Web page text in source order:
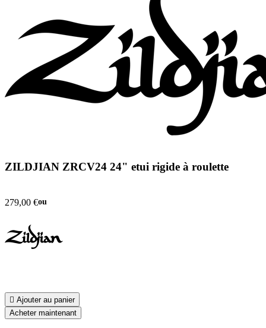
ZILDJIAN ZRCV24 24" etui rigide à roulette
279,00 €ou
 Ajouter au panier
Acheter maintenant